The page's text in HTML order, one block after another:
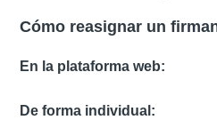
Cómo reasignar un
En la plataforma web:
De forma individual: